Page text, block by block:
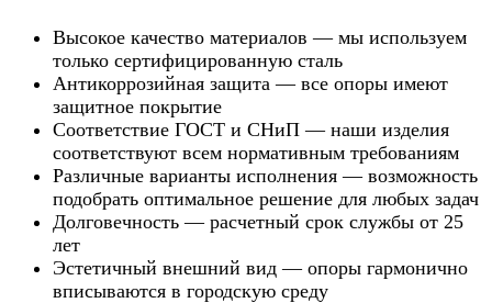
Высокое качество материалов — мы используем
только сертифицированную сталь
Антикоррозийная защита — все опоры имеют
защитное покрытие
Соответствие ГОСТ и СНиП — наши изделия
соответствуют всем нормативным требованиям
Различные варианты исполнения — возможность
подобрать оптимальное решение для любых задач
Долговечность — расчетный срок службы от 25
лет
Эстетичный внешний вид — опоры гармонично
вписываются в городскую среду